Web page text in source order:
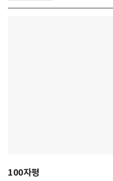
100자평